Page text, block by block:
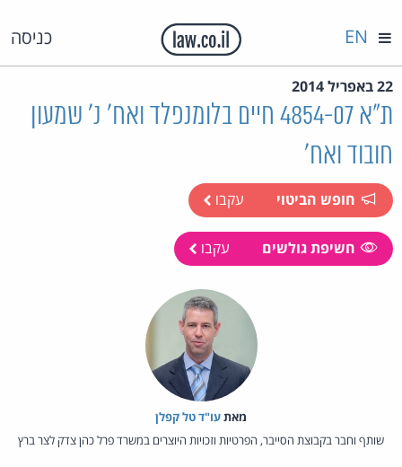
כניסה EN
22 באפריל 2014
ת"א 4854-07 חיים בלומנפלד ואח' נ' שמעון
חובוד ואח'
חופש הביטוי עקבו
חשיפת גולשים עקבו
מאת‏עו"ד טל קפלן
שותף וחבר בקבוצת הסייבר, הפרטיות וזכויות היוצרים במשרד פרל כהן צדק לצר ברץ